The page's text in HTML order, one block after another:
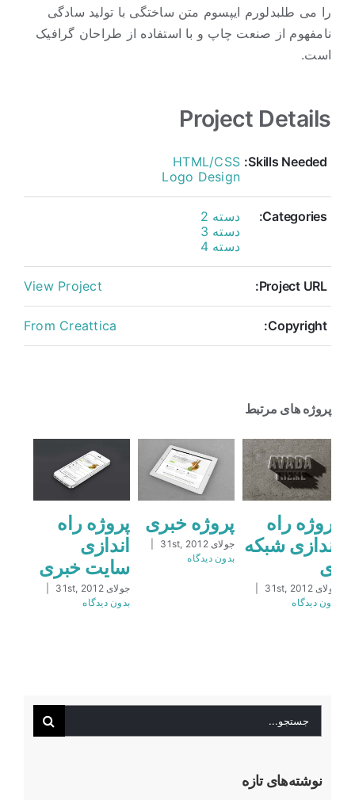
را می طلبدلورم ایپسوم متن ساختگی با تولید سادگی
نامفهوم از صنعت چاپ و با استفاده از طراحان گرافیک
است.
Project Details
Skills Needed:
HTML/CSS
Logo Design
Categories:
دسته 2
دسته 3
دسته 4
Project URL:
View Project
Copyright:
From Creattica
پروژه های مرتبط
پروژه راه
اندازی
سایت
جولای 31st, 2012
بدون ديدگاه
پروژه خبری
جولای 31st, 2012
بدون ديدگاه
پروژه راه
اندازی شبکه
جولای 31st, 2012
بدون ديدگاه
|
جستجو
نوشته‌های تازه